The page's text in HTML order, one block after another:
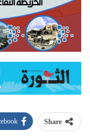
Share